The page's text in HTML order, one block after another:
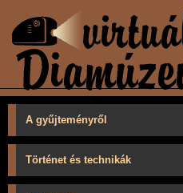
A gyűjteményről
Történet és technikák